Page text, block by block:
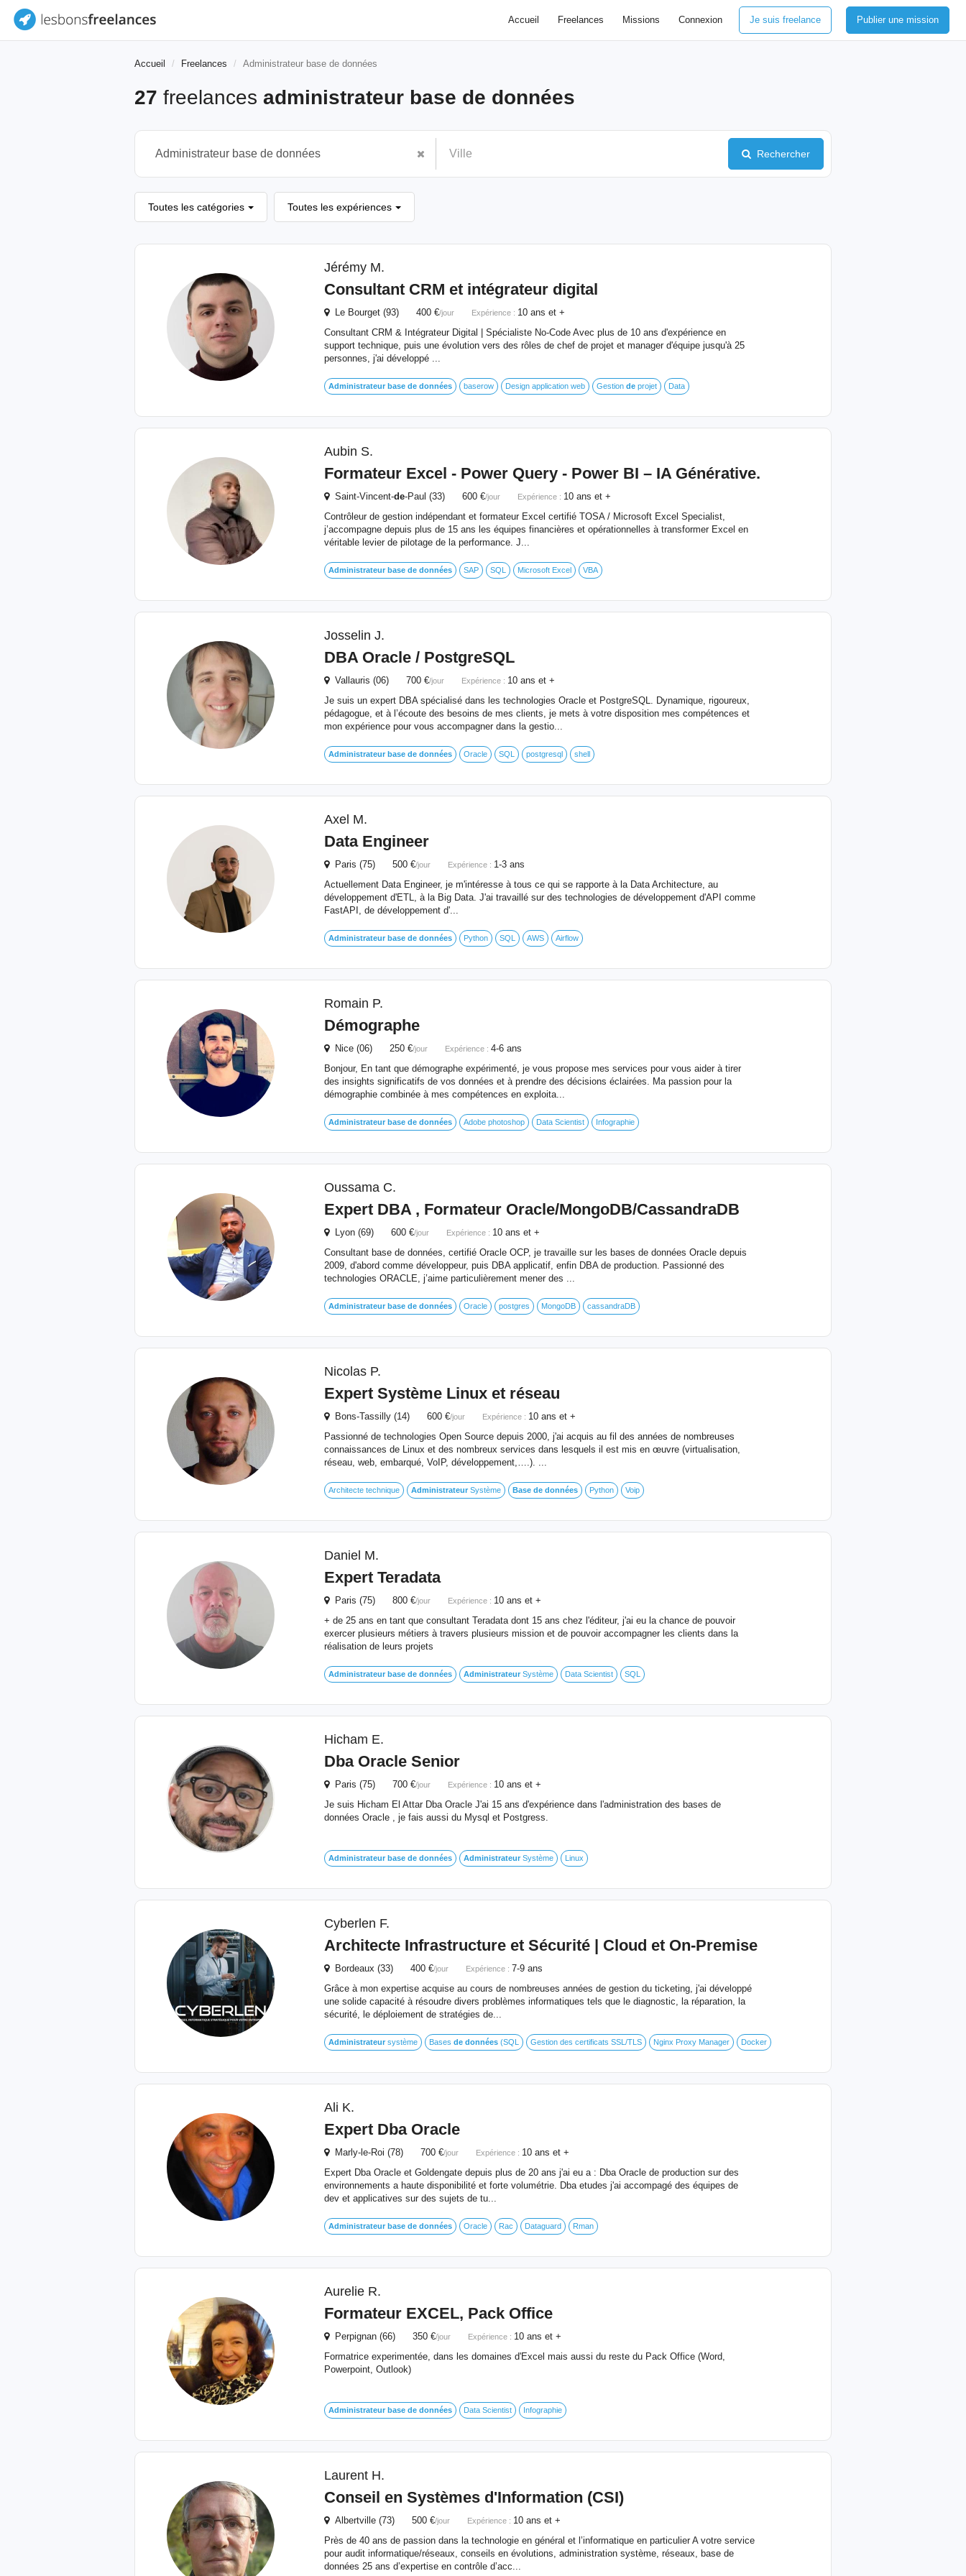
Accueil Freelances Missions Connexion Je suis freelance Publier une mission
Accueil Freelances Administrateur base de données
27 freelances administrateur base de données
Rechercher
Toutes les catégories Toutes les expériences
Jérémy M.
Consultant CRM et intégrateur digital
Le Bourget (93) 400 €/jour Expérience : 10 ans et +
Consultant CRM & Intégrateur Digital | Spécialiste No-Code Avec plus de 10 ans d'expérience en
support technique, puis une évolution vers des rôles de chef de projet et manager d'équipe jusqu'à 25
personnes, j'ai développé ...
Administrateur base de données baserow Design application web Gestion deprojet Data
Aubin S.
Formateur Excel - Power Query - Power BI – IA Générative.
Saint-Vincent-de-Paul (33) 600 €/jour Expérience : 10 ans et +
Contrôleur de gestion indépendant et formateur Excel certifié TOSA / Microsoft Excel Specialist,
j’accompagne depuis plus de 15 ans les équipes financières et opérationnelles à transformer Excel en
véritable levier de pilotage de la performance. J...
Administrateur base de données SAP SQL Microsoft Excel VBA
Josselin J.
DBA Oracle / PostgreSQL
Vallauris (06) 700 €/jour Expérience : 10 ans et +
Je suis un expert DBA spécialisé dans les technologies Oracle et PostgreSQL. Dynamique, rigoureux,
pédagogue, et à l’écoute des besoins de mes clients, je mets à votre disposition mes compétences et
mon expérience pour vous accompagner dans la gestio...
Administrateur base de données Oracle SQL postgresql shell
Axel M.
Data Engineer
Paris (75) 500 €/jour Expérience : 1-3 ans
Actuellement Data Engineer, je m'intéresse à tous ce qui se rapporte à la Data Architecture, au
développement d'ETL, à la Big Data. J'ai travaillé sur des technologies de développement d'API comme
FastAPI, de développement d'...
Administrateur base de données Python SQL AWS Airflow
Romain P.
Démographe
Nice (06) 250 €/jour Expérience : 4-6 ans
Bonjour, En tant que démographe expérimenté, je vous propose mes services pour vous aider à tirer
des insights significatifs de vos données et à prendre des décisions éclairées. Ma passion pour la
démographie combinée à mes compétences en exploita...
Administrateur base de données Adobe photoshop Data Scientist Infographie
Oussama C.
Expert DBA , Formateur Oracle/MongoDB/CassandraDB
Lyon (69) 600 €/jour Expérience : 10 ans et +
Consultant base de données, certifié Oracle OCP, je travaille sur les bases de données Oracle depuis
2009, d'abord comme développeur, puis DBA applicatif, enfin DBA de production. Passionné des
technologies ORACLE, j’aime particulièrement mener des ...
Administrateur base de données Oracle postgres MongoDB cassandraDB
Nicolas P.
Expert Système Linux et réseau
Bons-Tassilly (14) 600 €/jour Expérience : 10 ans et +
Passionné de technologies Open Source depuis 2000, j'ai acquis au fil des années de nombreuses
connaissances de Linux et des nombreux services dans lesquels il est mis en œuvre (virtualisation,
réseau, web, embarqué, VoIP, développement,….). ...
Architecte technique AdministrateurSystème Base de données Python Voip
Daniel M.
Expert Teradata
Paris (75) 800 €/jour Expérience : 10 ans et +
+ de 25 ans en tant que consultant Teradata dont 15 ans chez l'éditeur, j'ai eu la chance de pouvoir
exercer plusieurs métiers à travers plusieurs mission et de pouvoir accompagner les clients dans la
réalisation de leurs projets
Administrateur base de données AdministrateurSystème Data Scientist SQL
Hicham E.
Dba Oracle Senior
Paris (75) 700 €/jour Expérience : 10 ans et +
Je suis Hicham El Attar Dba Oracle J'ai 15 ans d'expérience dans l'administration des bases de
données Oracle , je fais aussi du Mysql et Postgress.
Administrateur base de données AdministrateurSystème Linux
Cyberlen F.
Architecte Infrastructure et Sécurité | Cloud et On-Premise
Bordeaux (33) 400 €/jour Expérience : 7-9 ans
Grâce à mon expertise acquise au cours de nombreuses années de gestion du ticketing, j'ai développé
une solide capacité à résoudre divers problèmes informatiques tels que le diagnostic, la réparation, la
sécurité, le déploiement de stratégies de...
Administrateursystème Bases de données(SQL Gestion des certificats SSL/TLS Nginx Proxy Manager Docker
Ali K.
Expert Dba Oracle
Marly-le-Roi (78) 700 €/jour Expérience : 10 ans et +
Expert Dba Oracle et Goldengate depuis plus de 20 ans j'ai eu a : Dba Oracle de production sur des
environnements a haute disponibilité et forte volumétrie. Dba etudes j'ai accompagé des équipes de
dev et applicatives sur des sujets de tu...
Administrateur base de données Oracle Rac Dataguard Rman
Aurelie R.
Formateur EXCEL, Pack Office
Perpignan (66) 350 €/jour Expérience : 10 ans et +
Formatrice experimentée, dans les domaines d'Excel mais aussi du reste du Pack Office (Word,
Powerpoint, Outlook)
Administrateur base de données Data Scientist Infographie
Laurent H.
Conseil en Systèmes d'Information (CSI)
Albertville (73) 500 €/jour Expérience : 10 ans et +
Près de 40 ans de passion dans la technologie en général et l’informatique en particulier A votre service
pour audit informatique/réseaux, conseils en évolutions, administration système, réseaux, base de
données 25 ans d’expertise en contrôle d’acc...